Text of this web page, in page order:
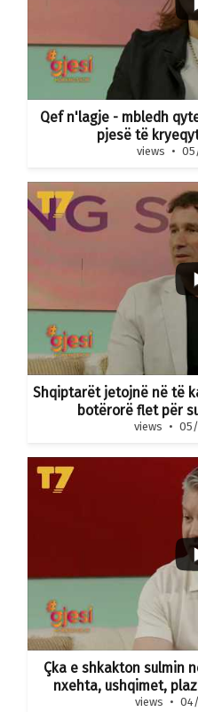
Qef n'lagje - mbledh
pjesë të
views
Shqiptarët jetojnë në të
botërorë flet për
views
Çka e shkakton sulmin
nxehta, ushqimet,
views